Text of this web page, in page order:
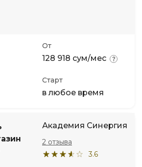
От
128 918 сум/мес
Старт
в любое время
Академия Синергия
3.6
2 отзыва